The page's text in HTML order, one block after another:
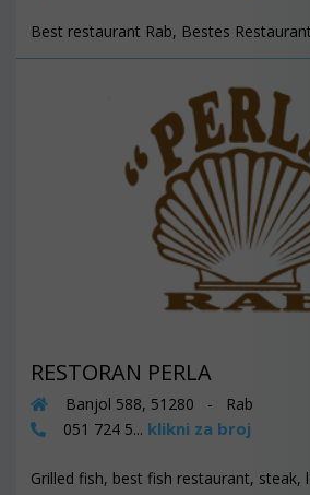
Best restaurant Rab, Bestes
RESTORAN PERLA
Banjol 588, 51280 - Rab
051 724 5... klikni za broj
Grilled fish, best fish restaurant, steak,